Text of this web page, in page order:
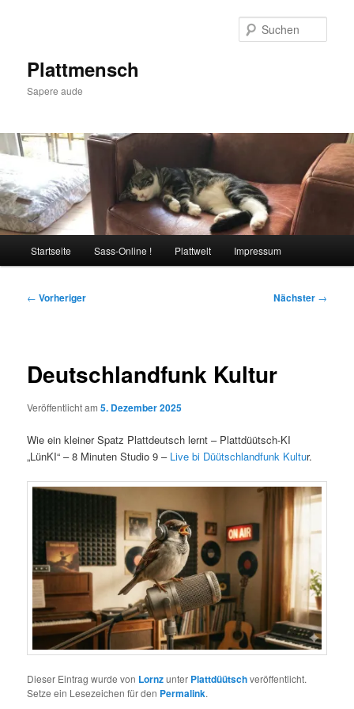
Plattmensch
Sapere aude
Startseite Sass-Online ! Plattwelt Impressum
Beitragsnavigation
← Vorheriger Nächster →
Deutschlandfunk Kultur
Veröffentlicht am5. Dezember 2025
Wie ein kleiner Spatz Plattdeutsch lernt – Plattdüütsch-KI
„LünKI“ – 8 Minuten Studio 9 – Live bi Düütschlandfunk Kultur.
Dieser Eintrag wurde von Lornzunter Plattdüütschveröffentlicht.
Setze ein Lesezeichen für den Permalink.